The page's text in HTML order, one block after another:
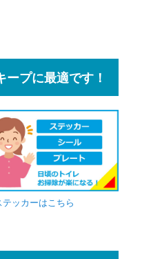
ープに最適です！
ッカーはこちら